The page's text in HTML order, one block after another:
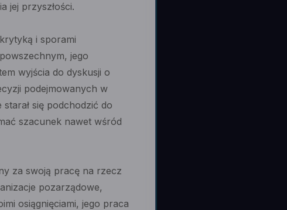
jej przyszłości.
i sporami
jego
wyjścia do dyskusji o
podejmowanych w
się podchodzić do
szacunek nawet wśród
za swoją pracę na rzecz
pozarządowe,
osiągnięciami, jego praca